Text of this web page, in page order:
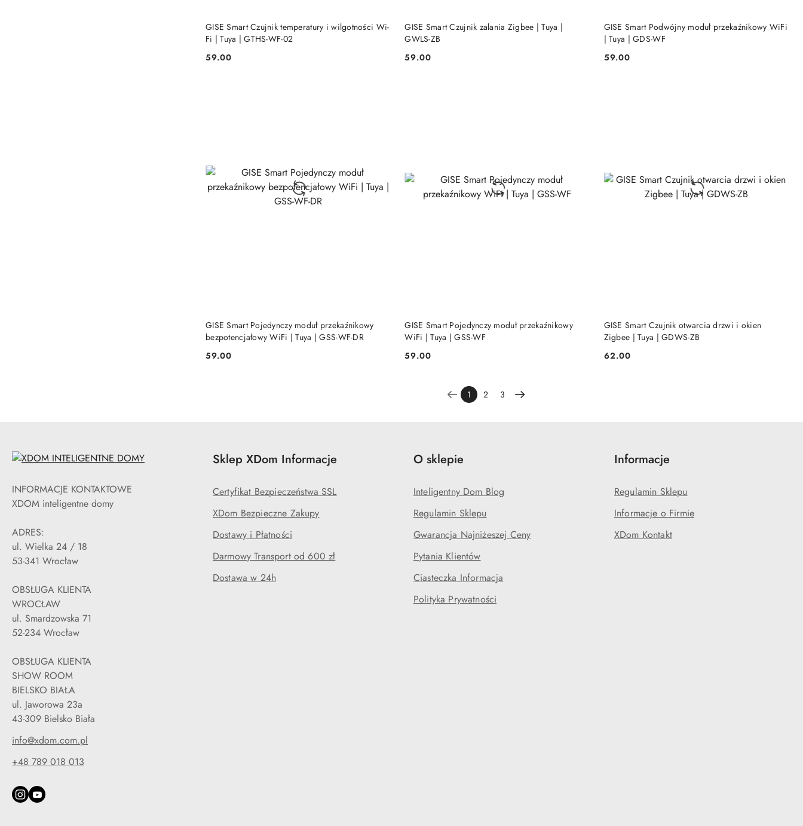
GISE Smart Czujnik temperatury i wilgotności Wi-
Fi | Tuya | GTHS-WF-02
Cena:
59.00
DODAJ DO KOSZYKA
GISE Smart Czujnik zalania Zigbee | Tuya |
GWLS-ZB
Cena:
59.00
DODAJ DO KOSZYKA
GISE Smart Podwójny moduł przekaźnikowy WiFi
| Tuya | GDS-WF
Cena:
59.00
DODAJ DO KOSZYKA
GISE Smart Pojedynczy moduł przekaźnikowy
bezpotencjałowy WiFi | Tuya | GSS-WF-DR
Cena:
59.00
DODAJ DO KOSZYKA
GISE Smart Pojedynczy moduł przekaźnikowy
WiFi | Tuya | GSS-WF
Cena:
59.00
DODAJ DO KOSZYKA
GISE Smart Czujnik otwarcia drzwi i okien
Zigbee | Tuya | GDWS-ZB
Cena:
62.00
DODAJ DO KOSZYKA
1 2 3
INFORMACJE KONTAKTOWE
XDOM inteligentne domy
ADRES:
ul. Wielka 24 / 18
53-341 Wrocław
OBSŁUGA KLIENTA
WROCŁAW
ul. Smardzowska 71
52-234 Wrocław
OBSŁUGA KLIENTA
SHOW ROOM
BIELSKO BIAŁA
ul. Jaworowa 23a
43-309 Bielsko Biała
info@xdom.com.pl
+48 789 018 013
Sklep XDom Informacje
Certyfikat Bezpieczeństwa SSL
XDom Bezpieczne Zakupy
Dostawy i Płatności
Darmowy Transport od 600 zł
Dostawa w 24h
O sklepie
Inteligentny Dom Blog
Regulamin Sklepu
Gwarancja Najniżeszej Ceny
Pytania Klientów
Ciasteczka Informacja
Polityka Prywatności
Informacje
Regulamin Sklepu
Informacje o Firmie
XDom Kontakt